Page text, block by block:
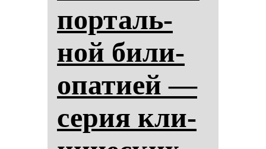
пор­таль­
ной би­ли­
опа­ти­ей —
се­рия кли­